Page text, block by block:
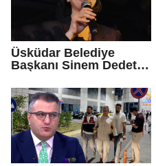
Üsküdar Belediye
Başkanı Sinem Dedetaş